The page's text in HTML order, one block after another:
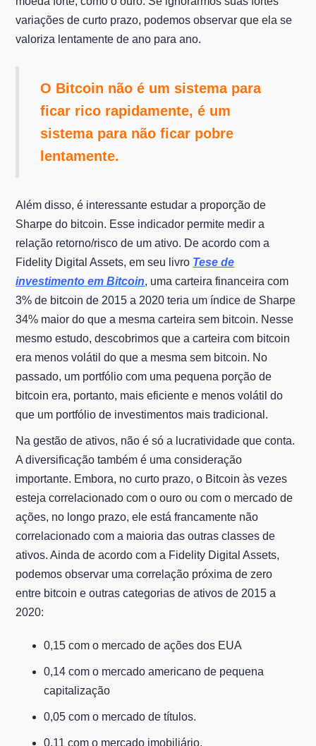
variações de curto prazo, podemos observar que ela se
valoriza lentamente de ano para ano.
O Bitcoin não é um sistema para
ficar rico rapidamente, é um
sistema para não ficar pobre
lentamente.
Além disso, é interessante estudar a proporção de
Sharpe do bitcoin. Esse indicador permite medir a
relação retorno/risco de um ativo. De acordo com a
Fidelity Digital Assets, em seu livro Tese de
investimento em Bitcoin, uma carteira financeira com
3% de bitcoin de 2015 a 2020 teria um índice de Sharpe
34% maior do que a mesma carteira sem bitcoin. Nesse
mesmo estudo, descobrimos que a carteira com bitcoin
era menos volátil do que a mesma sem bitcoin. No
passado, um portfólio com uma pequena porção de
bitcoin era, portanto, mais eficiente e menos volátil do
que um portfólio de investimentos mais tradicional.
Na gestão de ativos, não é só a lucratividade que conta.
A diversificação também é uma consideração
importante. Embora, no curto prazo, o Bitcoin às vezes
esteja correlacionado com o ouro ou com o mercado de
ações, no longo prazo, ele está francamente não
correlacionado com a maioria das outras classes de
ativos. Ainda de acordo com a Fidelity Digital Assets,
podemos observar uma correlação próxima de zero
entre bitcoin e outras categorias de ativos de 2015 a
2020:
0,15 com o mercado de ações dos EUA
0,14 com o mercado americano de pequena
capitalização
0,05 com o mercado de títulos.
0,11 com o mercado imobiliário.